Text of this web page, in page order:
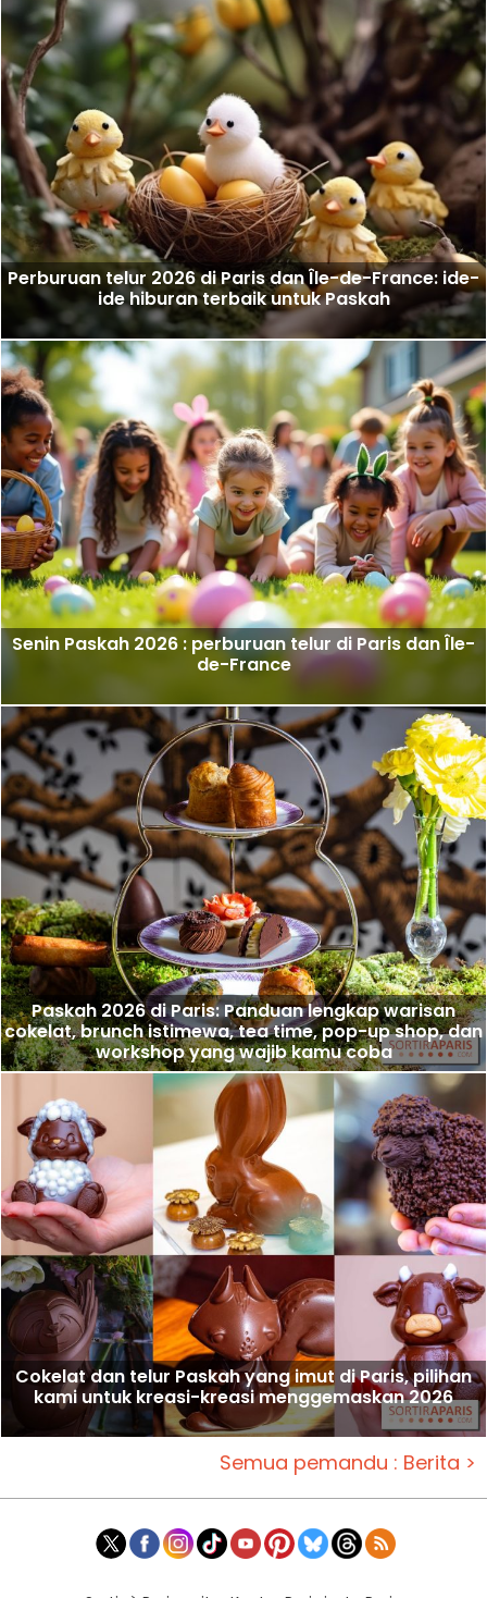
Perburuan telur 2026 di Paris dan Île-de-France: ide-
ide hiburan terbaik untuk Paskah
Senin Paskah 2026 : perburuan telur di Paris dan Île-
de-France
Paskah 2026 di Paris: Panduan lengkap warisan
cokelat, brunch istimewa, tea time, pop-up shop, dan
workshop yang wajib kamu coba
Cokelat dan telur Paskah yang imut di Paris, pilihan
kami untuk kreasi-kreasi menggemaskan 2026
Semua pemandu : Berita >